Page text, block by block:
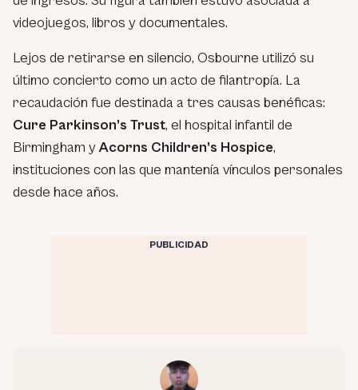
videojuegos, libros y documentales.
Lejos de retirarse en silencio, Osbourne utilizó su
último concierto como un acto de filantropía. La
recaudación fue destinada a tres causas benéficas:
Cure Parkinson’s Trust, el hospital infantil de
Birmingham yAcorns Children’s Hospice,
instituciones con las que mantenía vínculos personales
desde hace años.
PUBLICIDAD